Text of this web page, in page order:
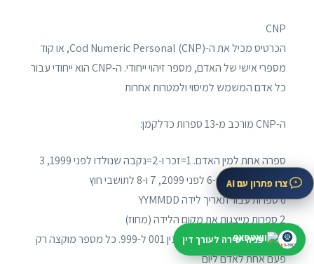
CNP
הכרטיס מכיל את ה-Cod Numeric Personal (CNP), או קוד
מספרי אישי של האדם, מספר זיהוי ייחודי. ה-CNP הוא ייחודי עבור
כל אדם המשמש למיסוי ולמטרות אחרות
ה-CNP מורכב מ-13 ספרות כדלקמן:
ספרה אחת למין האדם. 1=זכר ו-2=נקבה שנולדו לפני 1999, 3
ו-4 לפני 1899, 5 ו-6 לפני 2099, 7 ו-8 לתושבי חוץ
6 ספרות עבור תאריך לידה YYMMDD
2 ספרות מייצגות את מקום הלידה (מחוז)
3 הספרות הבאות הן מספר בין 001 ל-999. כל מספר מוקצה רק
פעם אחת לאדם ליום
צרו פתרון עם AI
פניה ישירה לעורך דין